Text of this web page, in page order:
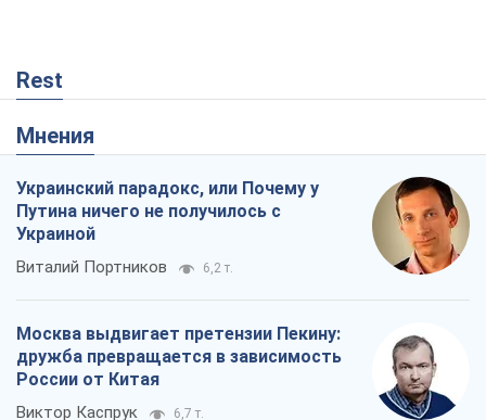
Rest
Мнения
Украинский парадокс, или Почему у
Путина ничего не получилось с
Украиной
Виталий Портников 6,2 т.
Москва выдвигает претензии Пекину:
дружба превращается в зависимость
России от Китая
Виктор Каспрук 6,7 т.